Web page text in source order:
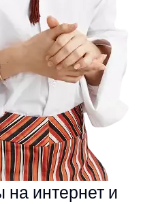
на интернет и